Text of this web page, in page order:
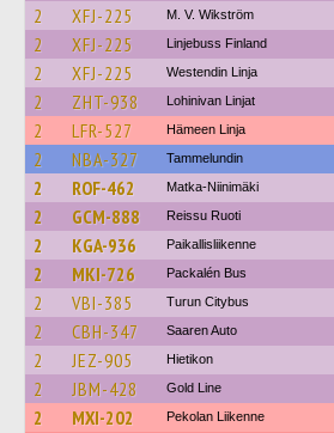
2 XFJ-225 M. V. Wikström
2 XFJ-225 Linjebuss Finland
2 XFJ-225 Westendin Linja
2 ZHT-938 Lohinivan Linjat
2 LFR-527 Hämeen Linja
2 NBA-327 Tammelundin
2 ROF-462 Matka-Niinimäki
2 GCM-888 Reissu Ruoti
2 KGA-936 Paikallisliikenne
2 MKI-726 Packalén Bus
2 VBI-385 Turun Citybus
2 CBH-347 Saaren Auto
2 JEZ-905 Hietikon
2 JBM-428 Gold Line
2 MXI-202 Pekolan Liikenne